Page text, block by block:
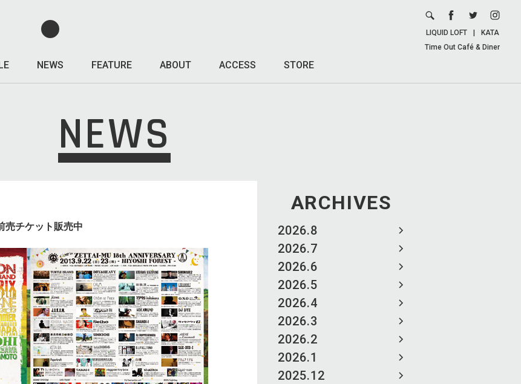
NEWS FEATURE ABOUT ACCESS STORE
LIQUID LOFT
KATA
Time Out Café & Diner
NEWS
ARCHIVES
2026.8
2026.7
2026.6
2026.5
2026.4
2026.3
2026.2
2026.1
2025.12
売チケット販売中